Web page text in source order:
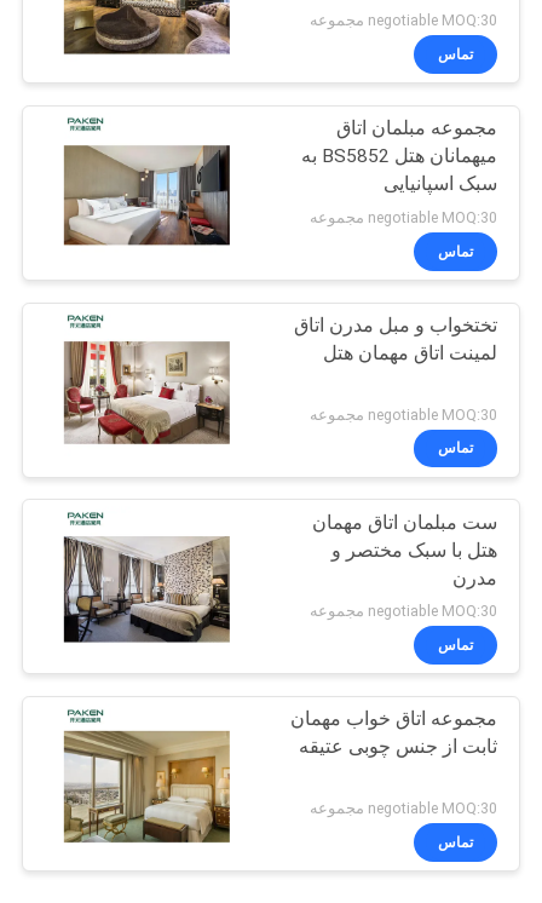
مبلمان هستند
negotiable MOQ:30 مجموعه
تماس
مجموعه مبلمان اتاق
میهمانان هتل BS5852 به
سبک اسپانیایی
negotiable MOQ:30 مجموعه
تماس
تختخواب و مبل مدرن اتاق
لمینت اتاق مهمان هتل
negotiable MOQ:30 مجموعه
تماس
ست مبلمان اتاق مهمان
هتل با سبک مختصر و
مدرن
negotiable MOQ:30 مجموعه
تماس
مجموعه اتاق خواب مهمان
ثابت از جنس چوبی عتیقه
negotiable MOQ:30 مجموعه
تماس